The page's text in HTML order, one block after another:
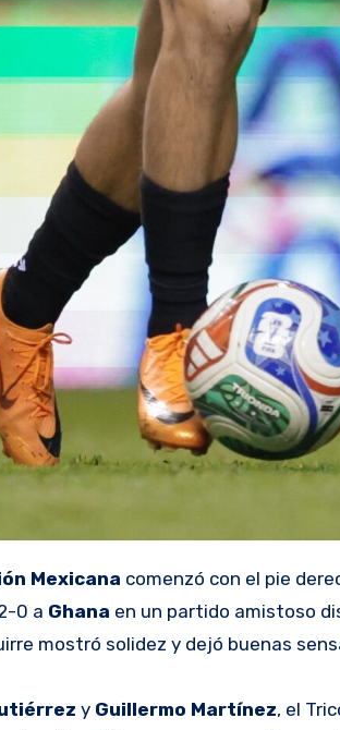
Mexicana comenzó con el pie
0 a Ghana en un partido amistoso
mostró solidez y dejó buenas
y Guillermo Martínez, el